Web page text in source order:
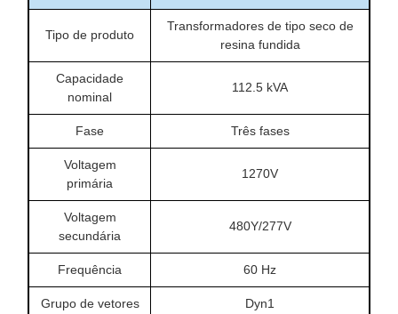
Tipo de produto
Transformadores de tipo seco de
resina fundida
Capacidade
nominal
112.5 kVA
Fase Três fases
Voltagem
primária
1270V
Voltagem
secundária
480Y/277V
Frequência 60 Hz
Grupo de vetores Dyn1